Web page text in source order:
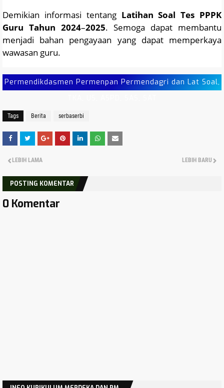
Demikian informasi tentang Latihan Soal Tes PPPK
Guru Tahun 2024–2025. Semoga dapat membantu
menjadi bahan pengayaan yang dapat memperkaya
wawasan guru.
Permendikdasmen Permenpan Permendagri dan Lat Soal,
Tags Berita serbaserbi
LEBIH BARU
LEBIH LAMA
POSTING KOMENTAR
0 Komentar